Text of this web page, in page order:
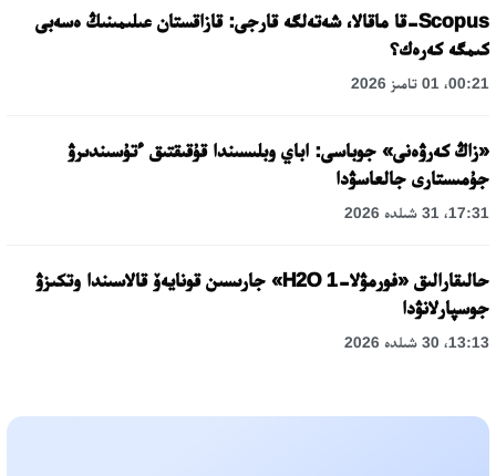
Scopus-قا ماقالا، شەتەلگە قارجى: قازاقستان عىلىمىنىڭ ەسەبى
كىمگە كەرەك؟
00:21، 01 تامىز 2026
«زاڭ كەرۋەنى» جوباسى: اباي وبلىسىندا قۇقىقتىق ءتۇسىندىرۋ
جۇمىستارى جالعاسۋدا
17:31، 31 شىلدە 2026
حالىقارالىق «فورمۋلا-1 H2O» جارىسىن قونايەۆ قالاسىندا وتكىزۋ
جوسپارلانۋدا
13:13، 30 شىلدە 2026